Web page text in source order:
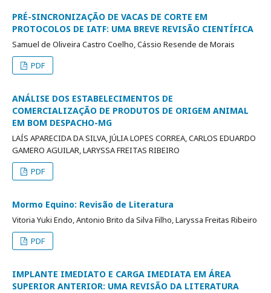
PRÉ-SINCRONIZAÇÃO DE VACAS DE CORTE EM
PROTOCOLOS DE IATF: UMA BREVE REVISÃO CIENTÍFICA
Samuel de Oliveira Castro Coelho, Cássio Resende de Morais
PDF
ANÁLISE DOS ESTABELECIMENTOS DE
COMERCIALIZAÇÃO DE PRODUTOS DE ORIGEM ANIMAL
EM BOM DESPACHO-MG
LAÍS APARECIDA DA SILVA, JÚLIA LOPES CORREA, CARLOS EDUARDO
GAMERO AGUILAR, LARYSSA FREITAS RIBEIRO
PDF
Mormo Equino: Revisão de Literatura
Vitoria Yuki Endo, Antonio Brito da Silva Filho, Laryssa Freitas Ribeiro
PDF
IMPLANTE IMEDIATO E CARGA IMEDIATA EM ÁREA
SUPERIOR ANTERIOR: UMA REVISÃO DA LITERATURA